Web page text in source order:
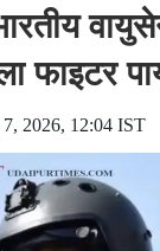
फाइटर
2026, 12:04 IST